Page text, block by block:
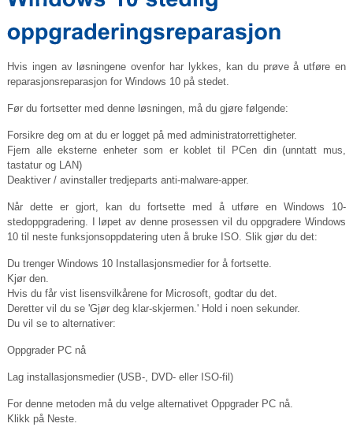
Hvis ingen av løsningene ovenfor har lykkes, kan du prøve å utføre en
reparasjonsreparasjon for Windows 10 på stedet.
Før du fortsetter med denne løsningen, må du gjøre følgende:
Forsikre deg om at du er logget på med administratorrettigheter.
Fjern alle eksterne enheter som er koblet til PCen din (unntatt mus,
tastatur og LAN)
Deaktiver / avinstaller tredjeparts anti-malware-apper.
Når dette er gjort, kan du fortsette med å utføre en Windows 10-
stedoppgradering. I løpet av denne prosessen vil du oppgradere Windows
10 til neste funksjonsoppdatering uten å bruke ISO. Slik gjør du det:
Du trenger Windows 10 Installasjonsmedier for å fortsette.
Kjør den.
Hvis du får vist lisensvilkårene for Microsoft, godtar du det.
Deretter vil du se 'Gjør deg klar-skjermen.' Hold i noen sekunder.
Du vil se to alternativer:
Oppgrader PC nå
Lag installasjonsmedier (USB-, DVD- eller ISO-fil)
For denne metoden må du velge alternativet Oppgrader PC nå.
Klikk på Neste.